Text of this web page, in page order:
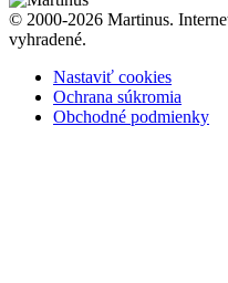
© 2000-2026 Martinus.
vyhradené.
Nastaviť cookies
Ochrana súkromia
Obchodné podmienky